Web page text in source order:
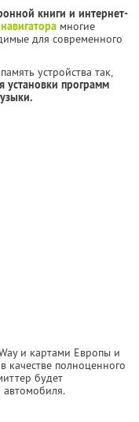
книги и интернет-
навигатора многие
для современного
устройства так,
установки программ
и картами Европы и
качестве полноценного
будет
автомобиля.